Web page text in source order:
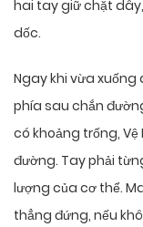
hai tay giữ chặt
dốc.
Ngay khi vừa xuống
phía sau chắn
có khoảng trống,
đường. Tay phải
lượng của cơ thể.
thẳng đứng, nếu